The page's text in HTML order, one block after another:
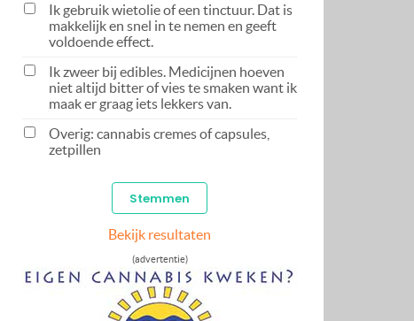
Ik gebruik wietolie of een tinctuur. Dat is
makkelijk en snel in te nemen en geeft
voldoende effect.
Ik zweer bij edibles. Medicijnen hoeven
niet altijd bitter of vies te smaken want ik
maak er graag iets lekkers van.
Overig: cannabis cremes of capsules,
zetpillen
Bekijk resultaten
(advertentie)